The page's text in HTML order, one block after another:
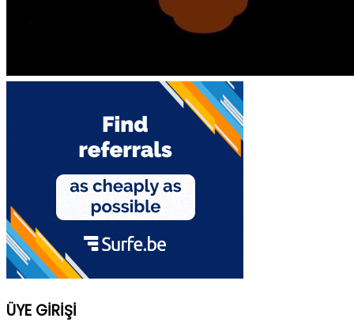
ÜYE GİRİŞİ